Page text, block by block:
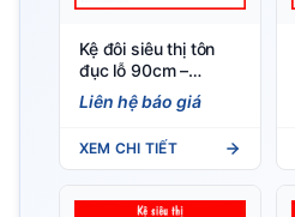
Kệ đôi siêu thị tôn
đục lỗ 90cm –
150cm (Loại dày
0.8) 4 tầng
Liên hệ báo giá
XEM CHI TIẾT